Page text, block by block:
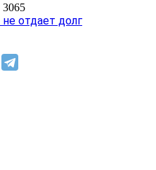
отдает долг